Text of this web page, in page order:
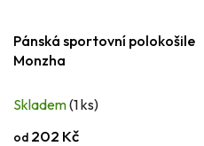
Pánská sportovní polokošile
Monzha
Skladem(1 ks)
od 202 Kč